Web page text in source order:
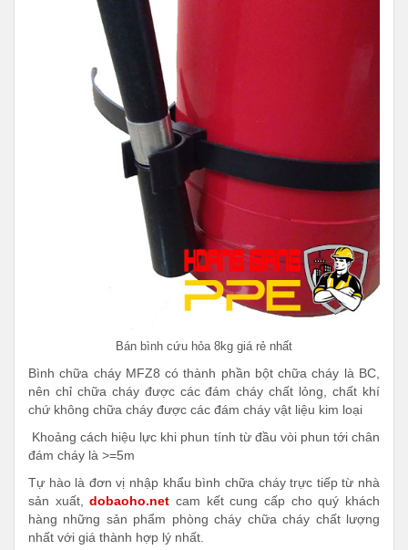
Bán bình cứu hỏa 8kg giá rẻ nhất
Bình chữa cháy MFZ8 có thành phần bột chữa cháy là BC,
nên chỉ chữa cháy được các đám cháy chất lỏng, chất khí
chứ không chữa cháy được các đám cháy vật liệu kim loại
Khoảng cách hiệu lực khi phun tính từ đầu vòi phun tới chân
đám cháy là >=5m
Tự hào là đơn vị nhập khẩu bình chữa cháy trực tiếp từ nhà
sản xuất,dobaoho.net cam kết cung cấp cho quý khách
hàng những sản phẩm phòng cháy chữa cháy chất lượng
nhất với giá thành hợp lý nhất.